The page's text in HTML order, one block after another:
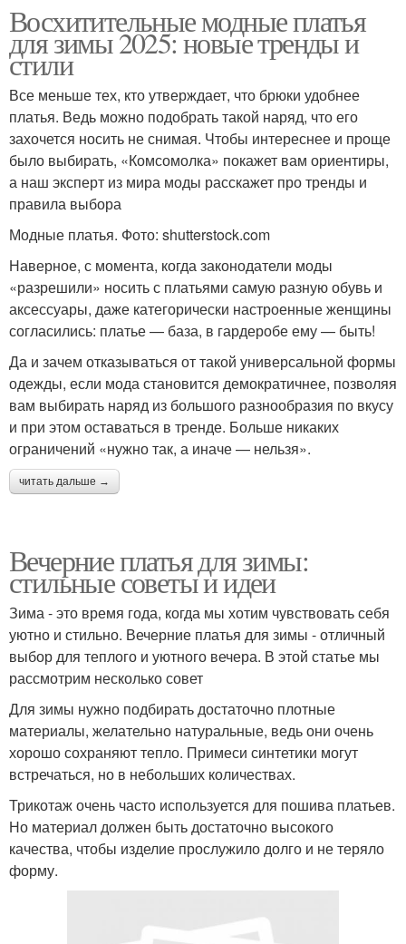
Восхитительные модные платья
для зимы 2025: новые тренды и
стили
Все меньше тех, кто утверждает, что брюки удобнее
платья. Ведь можно подобрать такой наряд, что его
захочется носить не снимая. Чтобы интереснее и проще
было выбирать, «Комсомолка» покажет вам ориентиры,
а наш эксперт из мира моды расскажет про тренды и
правила выбора
Модные платья. Фото: shutterstock.com
Наверное, с момента, когда законодатели моды
«разрешили» носить с платьями самую разную обувь и
аксессуары, даже категорически настроенные женщины
согласились: платье — база, в гардеробе ему — быть!
Да и зачем отказываться от такой универсальной формы
одежды, если мода становится демократичнее, позволяя
вам выбирать наряд из большого разнообразия по вкусу
и при этом оставаться в тренде. Больше никаких
ограничений «нужно так, а иначе — нельзя».
читать дальше →
Вечерние платья для зимы:
стильные советы и идеи
Зима - это время года, когда мы хотим чувствовать себя
уютно и стильно. Вечерние платья для зимы - отличный
выбор для теплого и уютного вечера. В этой статье мы
рассмотрим несколько совет
Для зимы нужно подбирать достаточно плотные
материалы, желательно натуральные, ведь они очень
хорошо сохраняют тепло. Примеси синтетики могут
встречаться, но в небольших количествах.
Трикотаж очень часто используется для пошива платьев.
Но материал должен быть достаточно высокого
качества, чтобы изделие прослужило долго и не теряло
форму.